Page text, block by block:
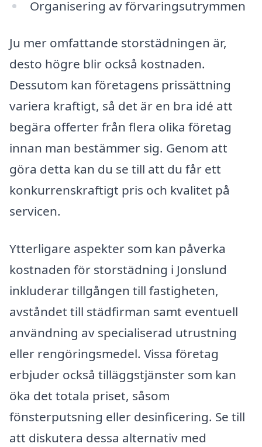
Organisering av förvaringsutrymmen
Ju mer omfattande storstädningen är,
desto högre blir också kostnaden.
Dessutom kan företagens prissättning
variera kraftigt, så det är en bra idé att
begära offerter från flera olika företag
innan man bestämmer sig. Genom att
göra detta kan du se till att du får ett
konkurrenskraftigt pris och kvalitet på
servicen.
Ytterligare aspekter som kan påverka
kostnaden för storstädning i Jonslund
inkluderar tillgången till fastigheten,
avståndet till städfirman samt eventuell
användning av specialiserad utrustning
eller rengöringsmedel. Vissa företag
erbjuder också tilläggstjänster som kan
öka det totala priset, såsom
fönsterputsning eller desinficering. Se till
att diskutera dessa alternativ med